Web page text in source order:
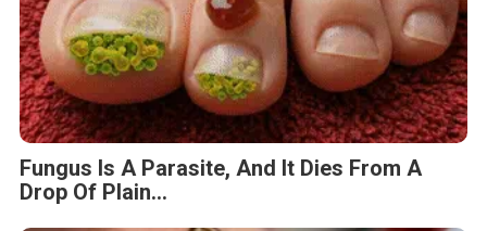
Fungus Is A Parasite, And It Dies From A
Drop Of Plain...